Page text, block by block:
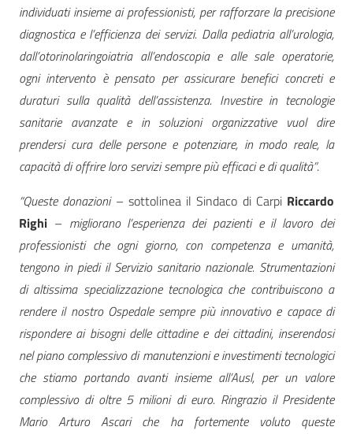
individuati insieme ai professionisti, per rafforzare la precisione
diagnostica e l’efficienza dei servizi. Dalla pediatria all’urologia,
dall’otorinolaringoiatria all’endoscopia e alle sale operatorie,
ogni intervento è pensato per assicurare benefici concreti e
duraturi sulla qualità dell’assistenza. Investire in tecnologie
sanitarie avanzate e in soluzioni organizzative vuol dire
prendersi cura delle persone e potenziare, in modo reale, la
capacità di offrire loro servizi sempre più efficaci e di qualità”.
“Queste donazioni– sottolinea il Sindaco di Carpi Riccardo
Righi – migliorano l’esperienza dei pazienti e il lavoro dei
professionisti che ogni giorno, con competenza e umanità,
tengono in piedi il Servizio sanitario nazionale. Strumentazioni
di altissima specializzazione tecnologica che contribuiscono a
rendere il nostro Ospedale sempre più innovativo e capace di
rispondere ai bisogni delle cittadine e dei cittadini, inserendosi
nel piano complessivo di manutenzioni e investimenti tecnologici
che stiamo portando avanti insieme all’Ausl, per un valore
complessivo di oltre 5 milioni di euro. Ringrazio il Presidente
Mario Arturo Ascari che ha fortemente voluto queste